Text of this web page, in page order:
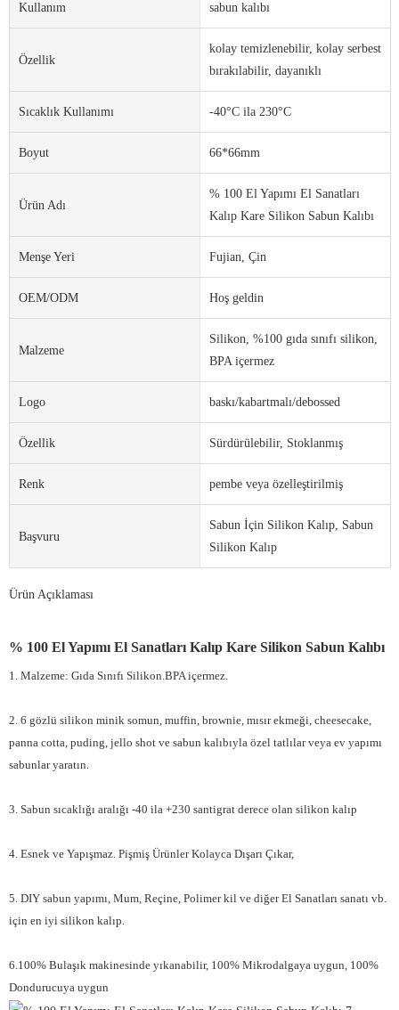
Kullanım sabun kalıbı
Özellik
kolay temizlenebilir, kolay serbest
bırakılabilir, dayanıklı
Sıcaklık Kullanımı -40°C ila 230°C
Boyut 66*66mm
Ürün Adı
% 100 El Yapımı El Sanatları
Kalıp Kare Silikon Sabun Kalıbı
Menşe Yeri Fujian, Çin
OEM/ODM Hoş geldin
Malzeme
Silikon, %100 gıda sınıfı silikon,
BPA içermez
Logo baskı/kabartmalı/debossed
Özellik Sürdürülebilir, Stoklanmış
Renk pembe veya özelleştirilmiş
Başvuru
Sabun İçin Silikon Kalıp, Sabun
Silikon Kalıp
Ürün Açıklaması
% 100 El Yapımı El Sanatları Kalıp Kare Silikon Sabun Kalıbı
1. Malzeme: Gıda Sınıfı Silikon.BPA içermez.
2. 6 gözlü silikon minik somun, muffin, brownie, mısır ekmeği, cheesecake,
panna cotta, puding, jello shot ve sabun kalıbıyla özel tatlılar veya ev yapımı
sabunlar yaratın.
3. Sabun sıcaklığı aralığı -40 ila +230 santigrat derece olan silikon kalıp
4. Esnek ve Yapışmaz. Pişmiş Ürünler Kolayca Dışarı Çıkar,
5. DIY sabun yapımı, Mum, Reçine, Polimer kil ve diğer El Sanatları sanatı vb.
için en iyi silikon kalıp.
6.100% Bulaşık makinesinde yıkanabilir, 100% Mikrodalgaya uygun, 100%
Dondurucuya uygun